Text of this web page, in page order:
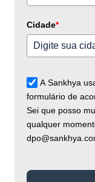
Cidade*
A Sankhya
formulário de
Sei que posso
qualquer